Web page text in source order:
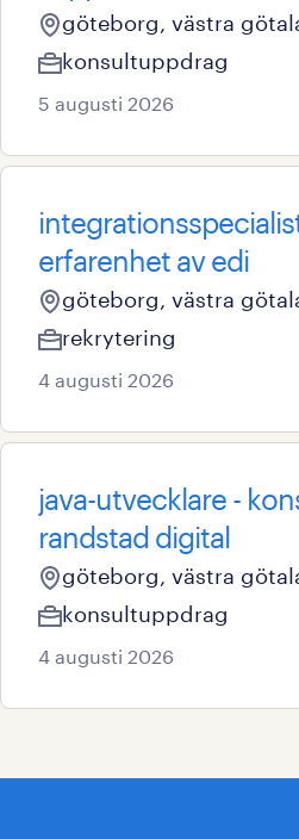
göteborg, västra
konsultuppdrag
5 augusti 2026
erfarenhet av edi
göteborg, västra
rekrytering
4 augusti 2026
java-utvecklare -
randstad digital
göteborg, västra
konsultuppdrag
4 augusti 2026